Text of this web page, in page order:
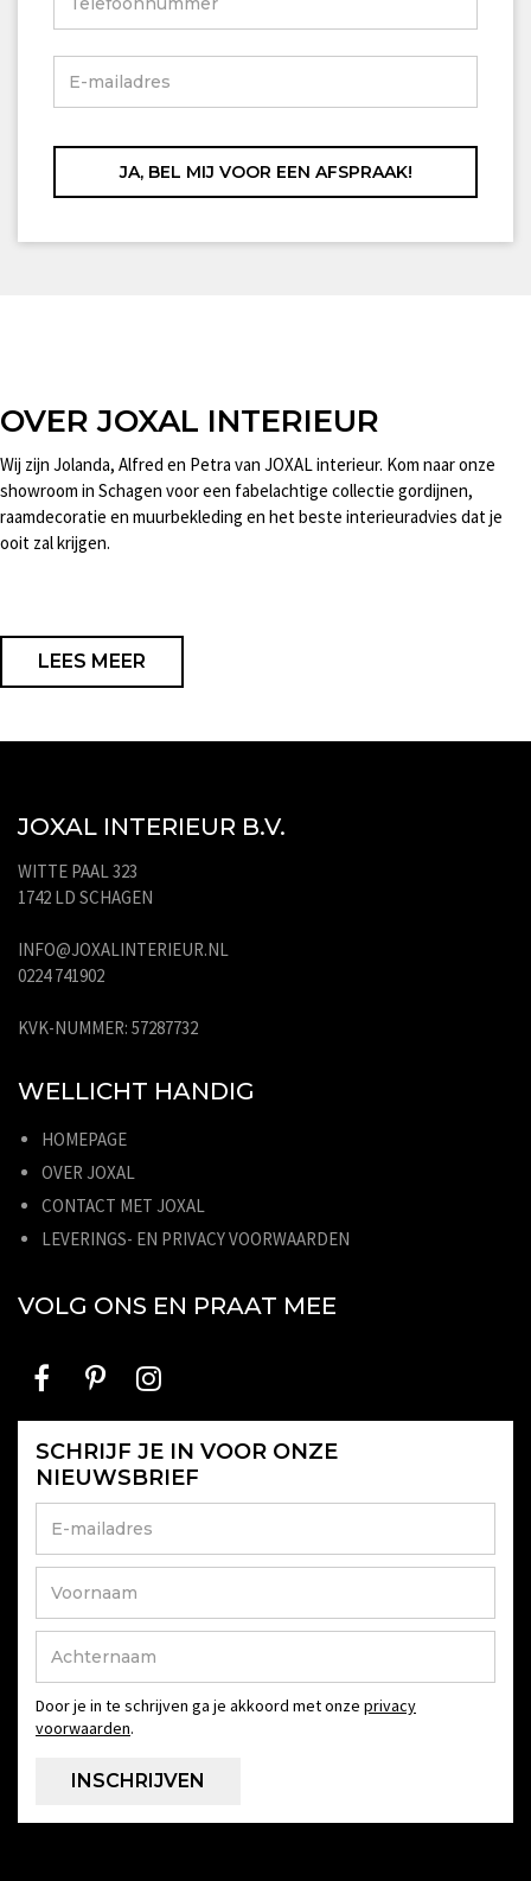
OVER JOXAL INTERIEUR
Wij zijn Jolanda, Alfred en Petra van JOXAL interieur. Kom naar onze
showroom in Schagen voor een fabelachtige collectie gordijnen,
raamdecoratie en muurbekleding en het beste interieuradvies dat je
ooit zal krijgen.
LEES MEER
JOXAL INTERIEUR B.V.
WITTE PAAL 323
1742 LD SCHAGEN
INFO@JOXALINTERIEUR.NL
0224 741902
KVK-NUMMER: 57287732
WELLICHT HANDIG
HOMEPAGE
OVER JOXAL
CONTACT MET JOXAL
LEVERINGS- EN PRIVACY VOORWAARDEN
VOLG ONS EN PRAAT MEE
SCHRIJF JE IN VOOR ONZE
NIEUWSBRIEF
Door je in te schrijven ga je akkoord met onze privacy
voorwaarden.